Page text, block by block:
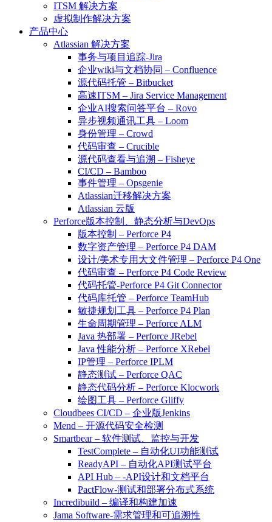
ITSM 解决方案
虚拟制作解决方案
产品中心
Atlassian 解决方案
事务与项目追踪-Jira
企业wiki与文档协同 – Confluence
源代码托管 – Bitbucket
高速ITSM – Jira Service Management
企业AI搜索问答平台 – Rovo
异步视频通讯工具 – Loom
身份管理 – Crowd
代码审查 – Crucible
源代码查看与追溯 – Fisheye
CI/CD – Bamboo
事件管理 – Opsgenie
Atlassian迁移解决方案
Atlassian 云版
Perforce版本控制、静态分析与DevOps
版本控制 – Perforce P4
数字资产管理 – Perforce P4 DAM
设计/美术专用大文件管理 – Perforce P4 One
代码审查 – Perforce P4 Code Review
代码托管-Perforce P4 Git Connector
代码库托管 – Perforce TeamHub
敏捷规划工具 – Perforce P4 Plan
生命周期管理 – Perforce ALM
Java 热部署 – Perforce JRebel
Java 性能分析 – Perforce XRebel
IP管理 – Perforce IPLM
静态测试 – Perforce QAC
静态代码分析 – Perforce Klocwork
绘图工具 – Perforce Gliffy
Cloudbees CI/CD – 企业版Jenkins
Mend – 开源代码安全检测
Smartbear – 软件测试、监控与开发
TestComplete – 自动化UI功能测试
ReadyAPI – 自动化API测试平台
API Hub – -API设计和文档平台
PactFlow-测试和部署分布式系统
Incredibuild – 编译和构建加速
Jama Software-需求管理和可追溯性